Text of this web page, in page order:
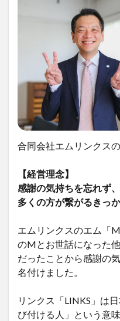
合同会社エムリンクスの
【経営理念】
感謝の気持ちを忘れず、
多くの方が繋がるきっか
エムリンクスのエム「
のMとお世話になった
だったことから感謝の
名付けました。
リンクス「LINKS」は
び付ける人」という意